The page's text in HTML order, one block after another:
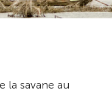
la savane au